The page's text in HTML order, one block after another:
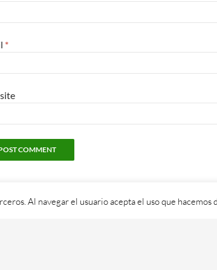
*
Al navegar el usuario acepta el uso que hacemos